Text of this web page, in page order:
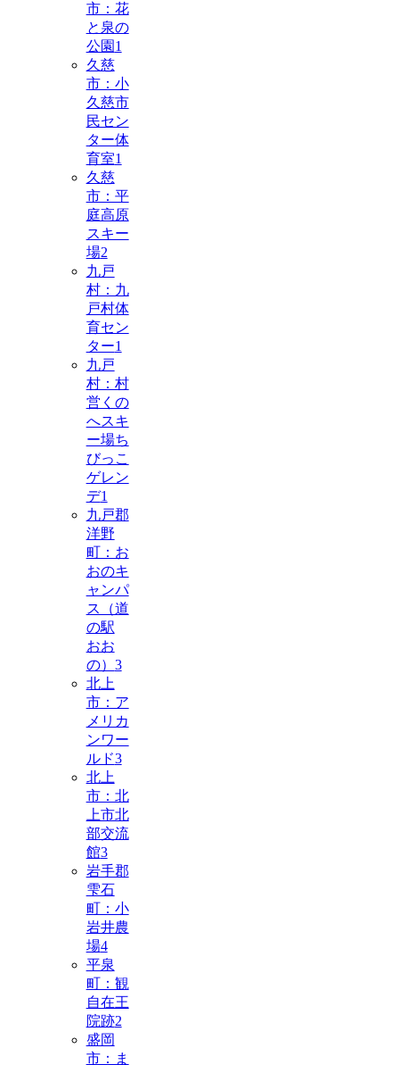
市：花
と泉の
公園 1
久慈
市：小
久慈市
民セン
ター体
育室1
久慈
市：平
庭高原
スキー
場2
九戸
村：九
戸村体
育セン
ター1
九戸
村：村
営くの
へスキ
ー場ち
びっこ
ゲレン
デ1
九戸郡
洋野
町：お
おのキ
ャンパ
ス（道
の駅
おお
の） 3
北上
市：ア
メリカ
ンワー
ルド3
北上
市：北
上市北
部交流
館3
岩手郡
雫石
町：小
岩井農
場4
平泉
町：観
自在王
院跡2
盛岡
市：ま